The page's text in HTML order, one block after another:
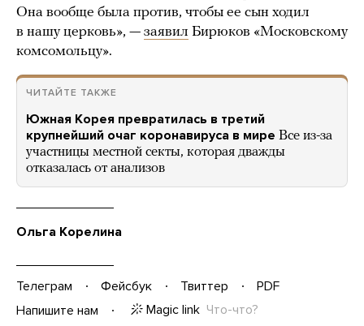
Она вообще была против, чтобы ее сын ходил
в нашу церковь», — заявил Бирюков «Московскому
комсомольцу».
ЧИТАЙТЕ ТАКЖЕ
Южная Корея превратилась в третий
крупнейший очаг коронавируса в мире Все из-за
участницы местной секты, которая дважды
отказалась от анализов
Ольга Корелина
Телеграм Фейсбук Твиттер
PDF
Напишите нам
Magic link Что-что?